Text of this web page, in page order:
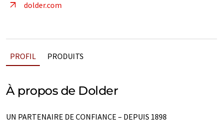
dolder.com
PROFIL PRODUITS
À propos de Dolder
UN PARTENAIRE DE CONFIANCE – DEPUIS 1898